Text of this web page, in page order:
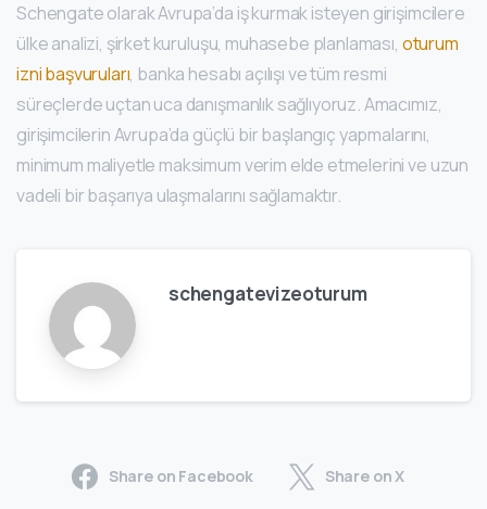
Schengate olarak Avrupa’da iş kurmak isteyen girişimcilere
ülke analizi, şirket kuruluşu, muhasebe planlaması, oturum
izni başvuruları, banka hesabı açılışı ve tüm resmi
süreçlerde uçtan uca danışmanlık sağlıyoruz. Amacımız,
girişimcilerin Avrupa’da güçlü bir başlangıç yapmalarını,
minimum maliyetle maksimum verim elde etmelerini ve uzun
vadeli bir başarıya ulaşmalarını sağlamaktır.
schengatevizeoturum
Share on Facebook Share on X